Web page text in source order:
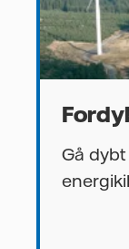
Gå